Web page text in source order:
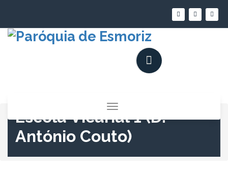
conteúdo
Alternar
a
navegação
Escola Vicarial 1 (D.
António Couto)